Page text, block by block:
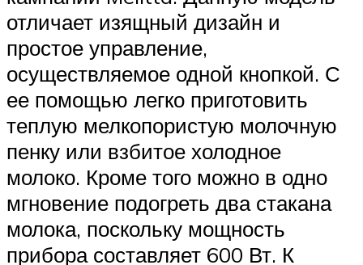
отличает изящный дизайн и
простое управление,
осуществляемое одной кнопкой. С
ее помощью легко приготовить
теплую мелкопористую молочную
пенку или взбитое холодное
молоко. Кроме того можно в одно
мгновение подогреть два стакана
молока, поскольку мощность
прибора составляет 600 Вт. К